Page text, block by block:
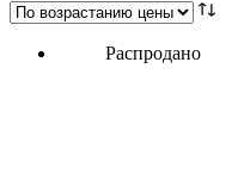
возрастанию
Распродано